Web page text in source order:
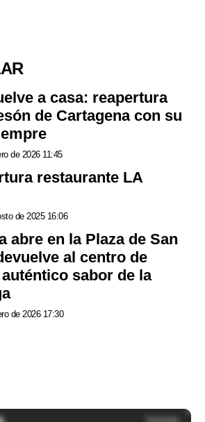
a casa: reapertura
de Cartagena con su
de 2026 11:45
restaurante LA
de 2025 16:06
abre en la Plaza de San
al centro de
sabor de la
de 2026 17:30